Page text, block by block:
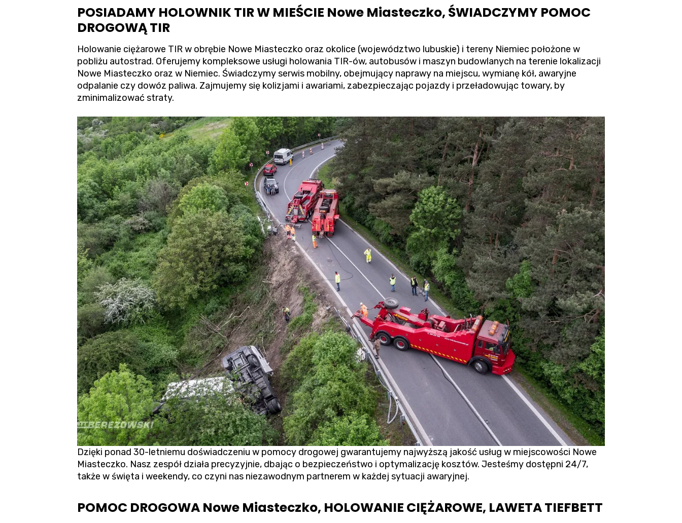
POSIADAMY HOLOWNIK TIR W MIEŚCIE Nowe Miasteczko, ŚWIADCZYMY POMOC
DROGOWĄ TIR
Holowanie ciężarowe TIR w obrębie Nowe Miasteczko oraz okolice (województwo lubuskie) i tereny Niemiec położone w
pobliżu autostrad. Oferujemy kompleksowe usługi holowania TIR-ów, autobusów i maszyn budowlanych na terenie lokalizacji
Nowe Miasteczko oraz w Niemiec. Świadczymy serwis mobilny, obejmujący naprawy na miejscu, wymianę kół, awaryjne
odpalanie czy dowóz paliwa. Zajmujemy się kolizjami i awariami, zabezpieczając pojazdy i przeładowując towary, by
zminimalizować straty.
Dzięki ponad 30-letniemu doświadczeniu w pomocy drogowej gwarantujemy najwyższą jakość usług w miejscowości Nowe
Miasteczko. Nasz zespół działa precyzyjnie, dbając o bezpieczeństwo i optymalizację kosztów. Jesteśmy dostępni 24/7,
także w święta i weekendy, co czyni nas niezawodnym partnerem w każdej sytuacji awaryjnej.
POMOC DROGOWA Nowe Miasteczko, HOLOWANIE CIĘŻAROWE, LAWETA TIEFBETT